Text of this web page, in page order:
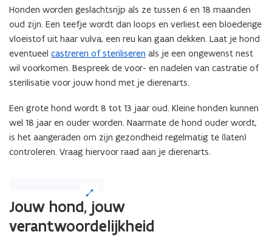
de
afbeelding
u
w
v
e
n
e
r
Honden worden geslachtsrijp als ze tussen 6 en 18 maanden
oud zijn. Een teefje wordt dan loops en verliest een bloederige
vloeistof uit haar vulva, een reu kan gaan dekken. Laat je hond
eventueel castreren of steriliseren als je een ongewenst nest
wil voorkomen. Bespreek de voor- en nadelen van castratie of
sterilisatie voor jouw hond met je dierenarts.
Een grote hond wordt 8 tot 13 jaar oud. Kleine honden kunnen
wel 18 jaar en ouder worden. Naarmate de hond ouder wordt,
is het aangeraden om zijn gezondheid regelmatig te (laten)
controleren. Vraag hiervoor raad aan je dierenarts.
Jouw hond, jouw
verantwoordelijkheid